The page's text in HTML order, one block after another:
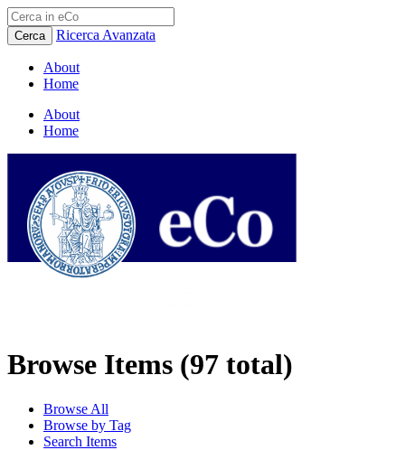
Cerca Ricerca Avanzata
About
Home
About
Home
Browse Items (97 total)
Browse All
Browse by Tag
Search Items